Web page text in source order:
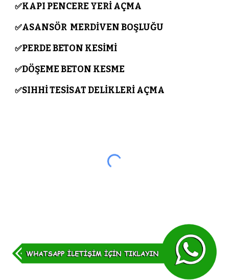
✅KAPI PENCERE YERİ AÇMA
✅ASANSÖR MERDİVEN BOŞLUĞU
✅PERDE BETON KESİMİ
✅DÖŞEME BETON KESME
✅SIHHİ TESİSAT DELİKLERİ AÇMA